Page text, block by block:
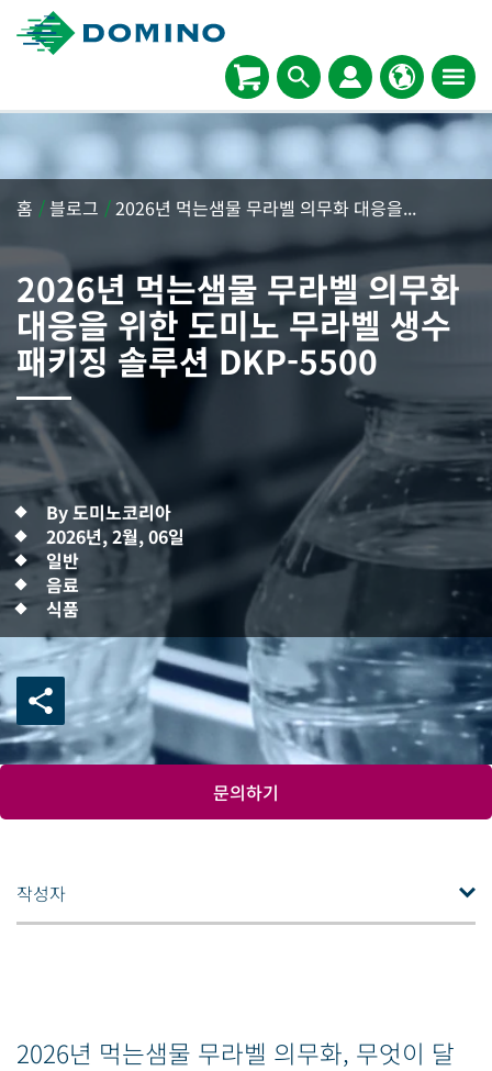
홈 /블로그 /2026년 먹는샘물 무라벨 의무화 대응을...
2026년 먹는샘물 무라벨 의무화
대응을 위한 도미노 무라벨 생수
패키징 솔루션 DKP-5500
By 도미노코리아
2026년, 2월, 06일
일반
음료
식품
문의하기
2026년 먹는샘물 무라벨 의무화, 무엇이 달
작성자